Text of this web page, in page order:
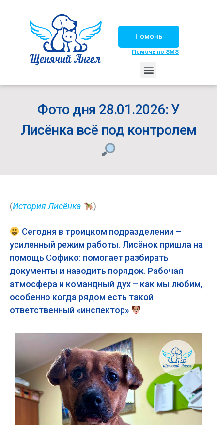
Помочь
Помочь по SMS
Фото дня 28.01.2026: У
Лисёнка всё под контролем
(История Лисёнка )
Сегодня в троицком подразделении –
усиленный режим работы. Лисёнок пришла на
помощь Софико: помогает разбирать
документы и наводить порядок. Рабочая
атмосфера и командный дух – как мы любим,
особенно когда рядом есть такой
ответственный «инспектор»